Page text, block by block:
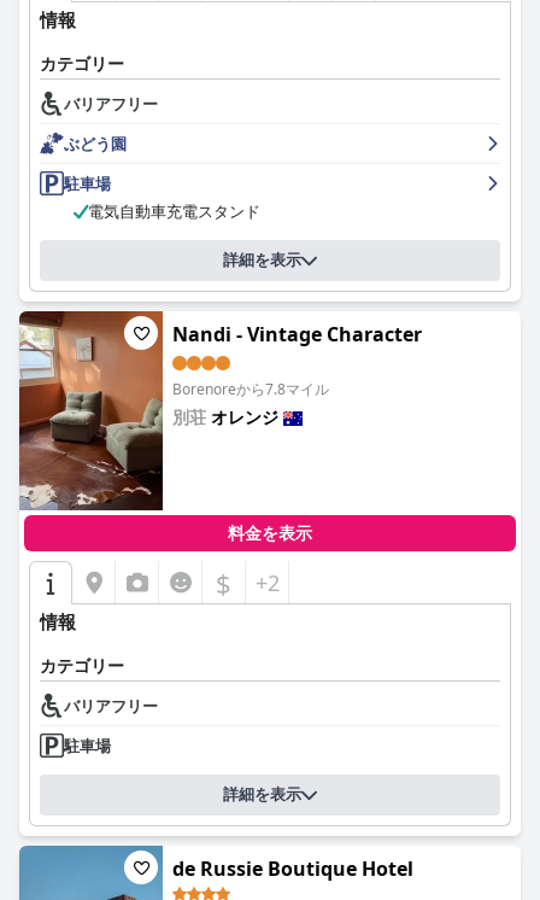
情報
カテゴリー
バリアフリー
ぶどう園
駐車場
電気自動車充電スタンド
詳細を表示
Nandi - Vintage Character
Borenoreから7.8マイル
別荘 オレンジ
料金を表示
$ +2
情報
カテゴリー
バリアフリー
駐車場
詳細を表示
de Russie Boutique Hotel